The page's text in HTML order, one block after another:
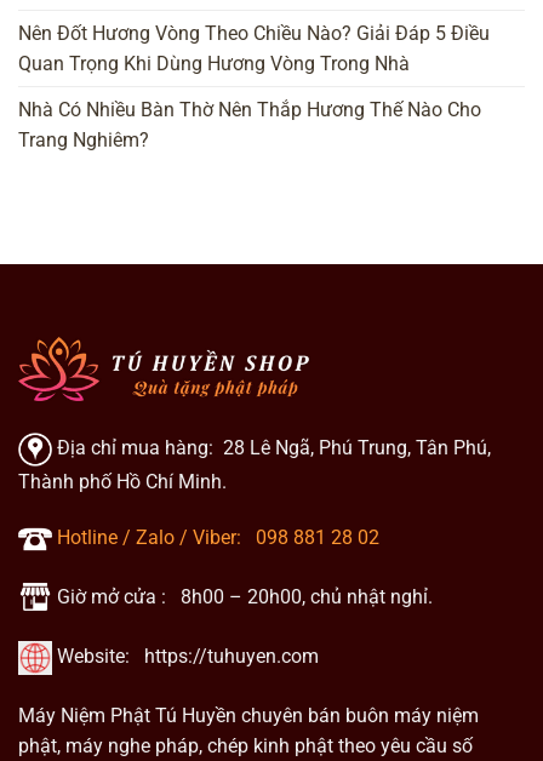
Nên Đốt Hương Vòng Theo Chiều Nào? Giải Đáp 5 Điều
Quan Trọng Khi Dùng Hương Vòng Trong Nhà
Nhà Có Nhiều Bàn Thờ Nên Thắp Hương Thế Nào Cho
Trang Nghiêm?
Địa chỉ mua hàng: 28 Lê Ngã, Phú Trung, Tân Phú,
Thành phố Hồ Chí Minh.
Hotline / Zalo / Viber: 098 881 28 02
Giờ mở cửa : 8h00 – 20h00, chủ nhật nghỉ.
Website: https://tuhuyen.com
Máy Niệm Phật Tú Huyền chuyên bán buôn máy niệm
phật, máy nghe pháp, chép kinh phật theo yêu cầu số